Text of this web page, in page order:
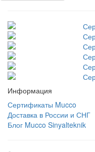
Информация
Сертификаты Mucco
Доставка в России и СНГ
Блог Mucco Sinyalteknik